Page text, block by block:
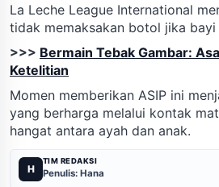
La Leche League International
tidak memaksakan botol jika bayi
>>> Bermain Tebak Gambar:
Ketelitian
Momen memberikan ASIP ini
yang berharga melalui kontak
hangat antara ayah dan anak.
H
TIM REDAKSI
Penulis: Hana